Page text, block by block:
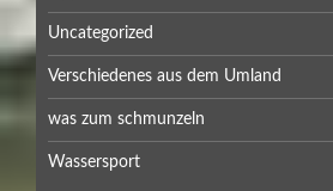
Uncategorized
Verschiedenes aus dem Umland
was zum schmunzeln
Wassersport